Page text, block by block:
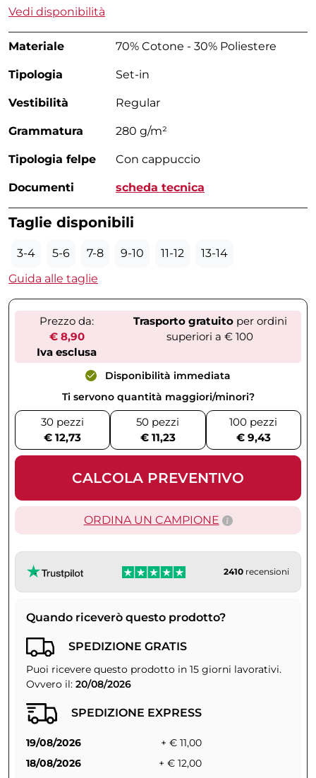
Vedi disponibilità
Materiale 70% Cotone - 30% Poliestere
Tipologia Set-in
Vestibilità Regular
Grammatura 280 g/m²
Tipologia felpe Con cappuccio
Documenti scheda tecnica
Taglie disponibili
3-4 5-6 7-8 9-10 11-12
13-14
Guida alle taglie
Prezzo da:
€ 8,90
Iva esclusa
Trasporto gratuitoper ordini
superiori a € 100
Disponibilità immediata
Ti servono quantità maggiori/minori?
30 pezzi
€ 12,73
50 pezzi
€ 11,23
100 pezzi
€ 9,43
CALCOLA PREVENTIVO
ORDINA UN CAMPIONE
2410 recensioni
Quando riceverò questo prodotto?
SPEDIZIONE GRATIS
Puoi ricevere questo prodotto in 15 giorni lavorativi.
Ovvero il: 20/08/2026
SPEDIZIONE EXPRESS
19/08/2026
+ € 11,00
18/08/2026
+ € 12,00